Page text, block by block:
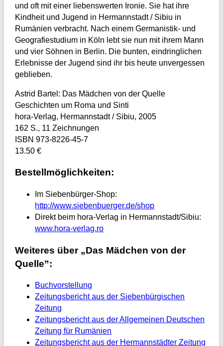
und oft mit einer liebenswerten Ironie. Sie hat ihre
Kindheit und Jugend in Hermannstadt / Sibiu in
Rumänien verbracht. Nach einem Germanistik- und
Geografiestudium in Köln lebt sie nun mit ihrem Mann
und vier Söhnen in Berlin. Die bunten, eindringlichen
Erlebnisse der Jugend sind ihr bis heute unvergessen
geblieben.
Astrid Bartel: Das Mädchen von der Quelle
Geschichten um Roma und Sinti
hora-Verlag, Hermannstadt / Sibiu, 2005
162 S., 11 Zeichnungen
ISBN 973-8226-45-7
13.50 €
Bestellmöglichkeiten:
Im Siebenbürger-Shop:
http://www.siebenbuerger.de/shop
Direkt beim hora-Verlag in Hermannstadt/Sibiu:
www.hora-verlag.ro
Weiteres über „Das Mädchen von der
Quelle”:
Buchvorstellung
Zeitungsbericht aus der Siebenbürgischen
Zeitung
Zeitungsbericht aus der Allgemeinen Deutschen
Zeitung für Rumänien
Zeitungsbericht aus der Hermannstädter Zeitung